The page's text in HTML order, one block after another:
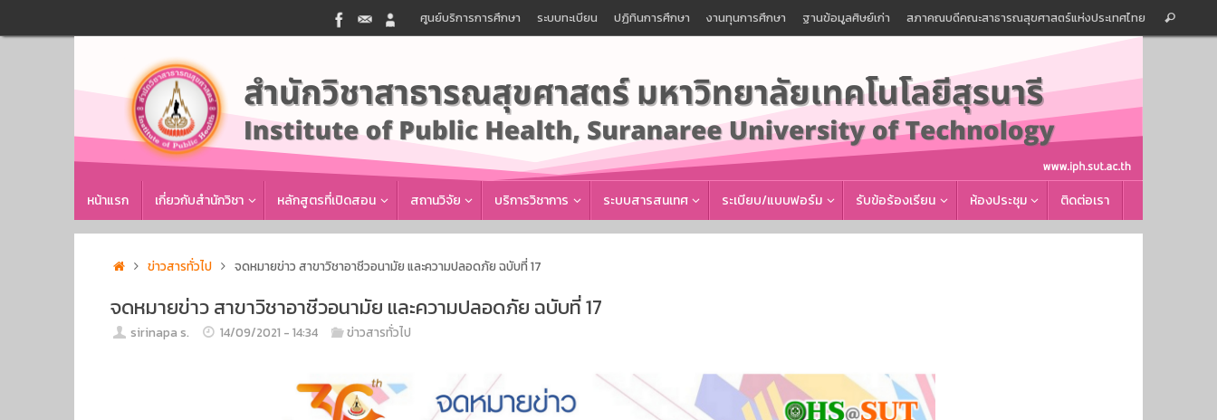
to
ศูนย์บริการการศึกษา ระบบทะเบียน ปฏิทินการศึกษา งานทุนการศึกษา ฐานข้อมูลศิษย์เก่า สภาคณบดีคณะสาธารณสุขศาสตร์แห่งประเทศไทย
for:
Search
หน้าแรก เกี่ยวกับสำนักวิชา หลักสูตรที่เปิดสอน สถานวิจัย บริการวิชาการ ระบบสารสนเทศ ระเบียบ/แบบฟอร์ม รับข้อร้องเรียน ห้องประชุม ติดต่อเรา
Homeข่าวสารทั่วไป จดหมายข่าว สาขาวิชาอาชีวอนามัย และความปลอดภัย ฉบับที่ 17
จดหมายข่าว สาขาวิชาอาชีวอนามัย และความปลอดภัย ฉบับที่ 17
sirinapa s. 14/09/2021 - 14:34 ข่าวสารทั่วไป